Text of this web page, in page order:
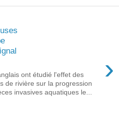
›
ont étudié l'effet des
de rivière sur la progression
invasives aquatiques le...